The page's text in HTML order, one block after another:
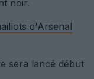
noir.
d'Arsenal
sera lancé début